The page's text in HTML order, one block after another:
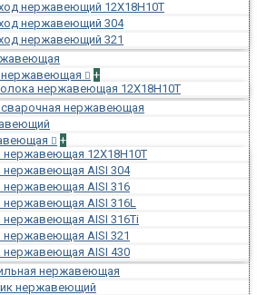
нержавеющий 12Х18Н10Т
нержавеющий 304
нержавеющий 321
+
нержавеющая 12Х18Н10Т
нержавеющая
+
нержавеющая 12Х18Н10Т
нержавеющая AISI 304
нержавеющая AISI 316
нержавеющая AISI 316L
нержавеющая AISI 316Ti
нержавеющая AISI 321
нержавеющая AISI 430
нержавеющая
нержавеющий